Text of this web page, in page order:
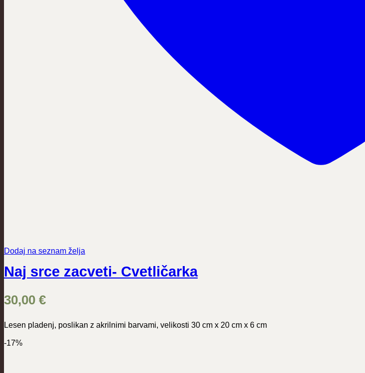
Dodaj na seznam želja
Naj srce zacveti- Cvetličarka
30,00 €
Lesen pladenj, poslikan z akrilnimi barvami, velikosti 30 cm x 20 cm x 6 cm
-17%